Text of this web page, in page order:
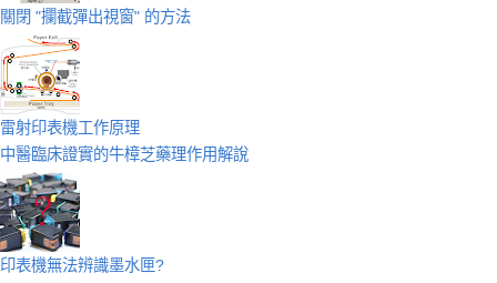
關閉 "攔截彈出視窗" 的方法
雷射印表機工作原理
中醫臨床證實的牛樟芝藥理作用解說
印表機無法辨識墨水匣?